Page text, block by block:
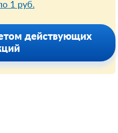
1 руб.
действующих